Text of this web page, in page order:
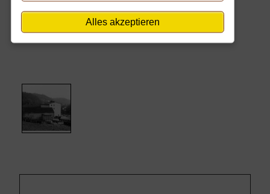
Alles akzeptieren
Stück lebendige Geschichte, die den Charakter
dieser Region so maßgeblich geprägt hat.